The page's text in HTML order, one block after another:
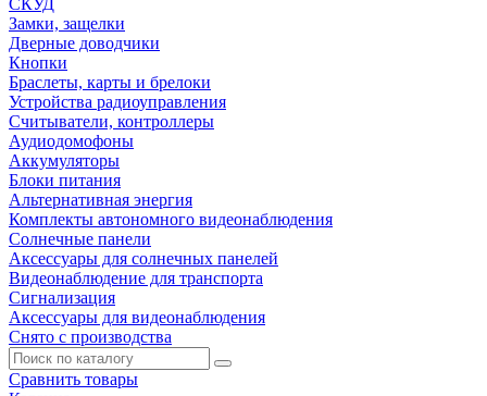
СКУД
Замки, защелки
Дверные доводчики
Кнопки
Браслеты, карты и брелоки
Устройства радиоуправления
Считыватели, контроллеры
Аудиодомофоны
Аккумуляторы
Блоки питания
Альтернативная энергия
Комплекты автономного видеонаблюдения
Солнечные панели
Аксессуары для солнечных панелей
Видеонаблюдение для транспорта
Сигнализация
Аксессуары для видеонаблюдения
Снято с производства
Сравнить товары